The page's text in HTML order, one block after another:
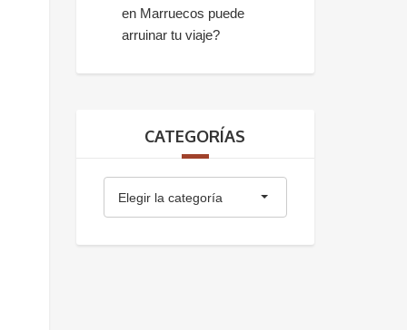
en Marruecos puede
arruinar tu viaje?
CATEGORÍAS
Elegir la categoría